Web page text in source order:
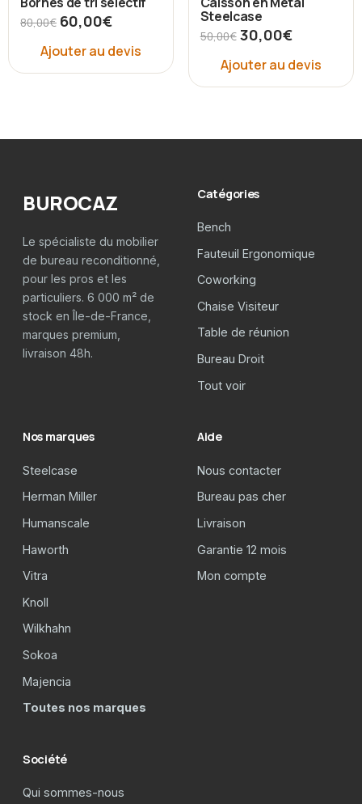
80,00€ 60,00€
Ajouter au devis
Steelcase
50,00€ 30,00€
Ajouter au devis
BUROCAZ
Le spécialiste du mobilier
de bureau reconditionné,
pour les pros et les
particuliers. 6 000 m² de
stock en Île-de-France,
marques premium,
livraison 48h.
Catégories
Bench
Fauteuil Ergonomique
Coworking
Chaise Visiteur
Table de réunion
Bureau Droit
Tout voir
Nos marques
Steelcase
Herman Miller
Humanscale
Haworth
Vitra
Knoll
Wilkhahn
Sokoa
Majencia
Toutes nos marques
Aide
Nous contacter
Bureau pas cher
Livraison
Garantie 12 mois
Mon compte
Société
Qui sommes-nous